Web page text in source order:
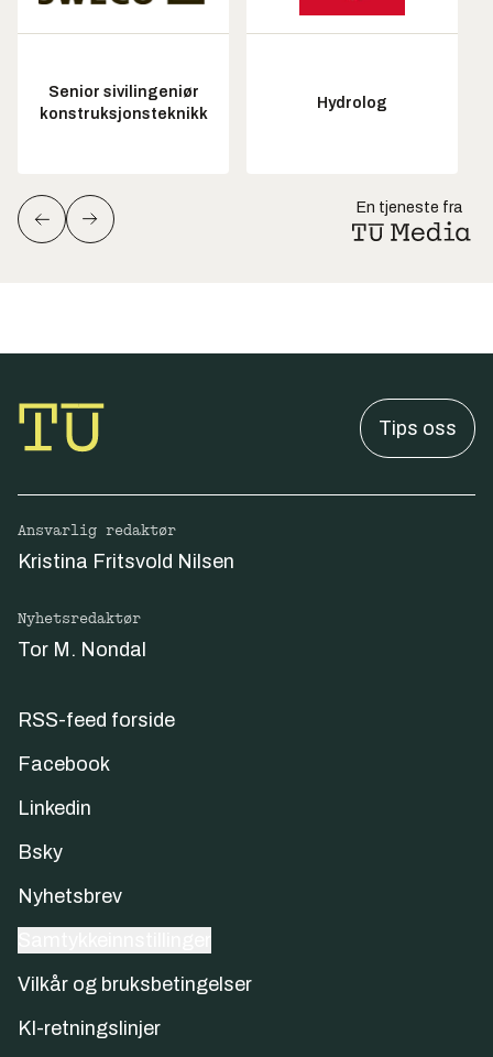
Senior sivilingeniør
konstruksjonsteknikk
Hydrolog
En tjeneste fra
Tips oss
Ansvarlig redaktør
Kristina Fritsvold Nilsen
Nyhetsredaktør
Tor M. Nondal
RSS-feed forside
Facebook
Linkedin
Bsky
Nyhetsbrev
Vilkår og bruksbetingelser
KI-retningslinjer